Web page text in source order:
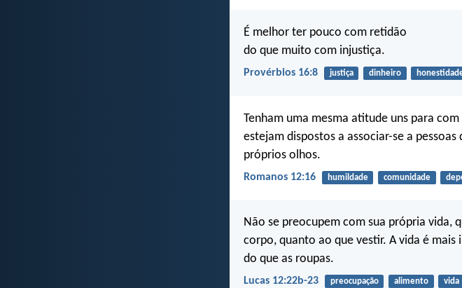
É melhor ter pouco com retidão
do que muito com injustiça.
Provérbios 16:8 justiça dinheiro
Tenham uma mesma atitude uns para
estejam dispostos a associar-se a
próprios olhos.
Romanos 12:16 humildade comunidade
Não se preocupem com sua própria vida,
corpo, quanto ao que vestir. A vida é
do que as roupas.
Lucas 12:22b-23 preocupação alimento vida